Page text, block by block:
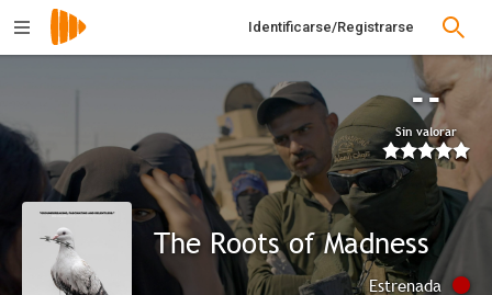
Identificarse/Registrarse
--
Sin valorar
The Roots of Madness
Estrenada